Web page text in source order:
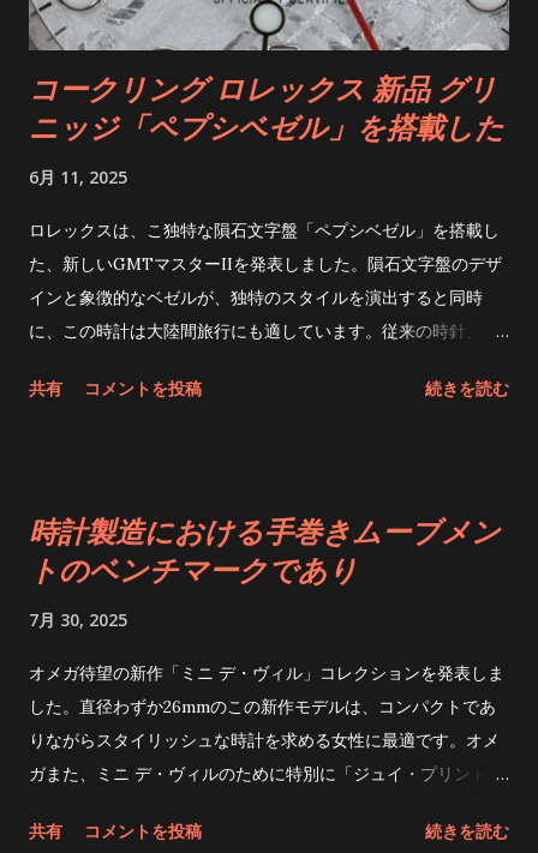
コークリング ロレックス 新品 グリ
ニッジ「ペプシベゼル」を搭載した
6月 11, 2025
ロレックスは、こ独特な隕石文字盤「ペプシベゼル」を搭載し
た、新しいGMTマスターIIを発表しました。隕石文字盤のデザ
インと象徴的なベゼルが、独特のスタイルを演出すると同時
に、この時計は大陸間旅行にも適しています。従来の時針、分
回転式24時間目盛り外輪を備えています。また、巧みに設計さ
に読み取ることができ、正確な操作を確保できます。 ロレック
ススーパーコピー 高品質の18金合金を開発するために専用の鋳
ト、合計10件特許を取得し、クロノナジー脱進機システムを搭
載し、約70時間のパワーリザーブを備えています。すべてのロ
レックス・パーペチュアルムーブメントと同様に、3285ムーブ
メントもスイス時計公認協会（SWIFT）認定を受けています。
銀、銅、プラチナ、パラジウムを異なる割合で混合すること
いった様々な18金の成分を抽出できます。すべての原材料は極
共有 コメントを投稿 続きを読む
時計製造における手巻きムーブメン
トのベンチマークであり
7月 30, 2025
オメガ待望の新作「ミニ デ・ヴィル」コレクションを発表しま
した。直径わずか26mmのこの新作モデルは、コンパクトであ
りながらスタイリッシュな時計を求める女性に最適です。オメ
ガまた、ミニ デ・ヴィルのために特別に「ジュイ・プリント」
伝統的なプリント技術を融合させることで、時計のユニークな
共有 コメントを投稿 続きを読む